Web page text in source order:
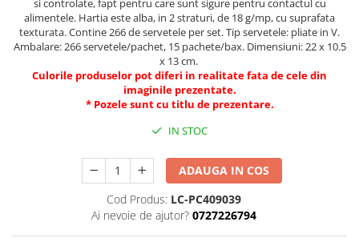
Rezerva cub notes
Indigo si hartie carbon
Caiete pentru birou
Caiete A5
Caiete si blocuri pentru desen
si controlate, fapt pentru care sunt sigure pentru contactul cu
alimentele. Hartia este alba, in 2 straturi, de 18 g/mp, cu suprafata
texturata. Contine 266 de servetele per set. Tip servetele: pliate in V.
Ambalare: 266 servetele/pachet, 15 pachete/bax. Dimensiuni: 22 x 10.5
x 13 cm.
Culorile produselor pot diferi in realitate fata de cele din
imaginile prezentate.
* Pozele sunt cu titlu de prezentare.
IN STOC
ADAUGA IN COS
Cod Produs: LC-PC409039
Ai nevoie de ajutor? 0727226794